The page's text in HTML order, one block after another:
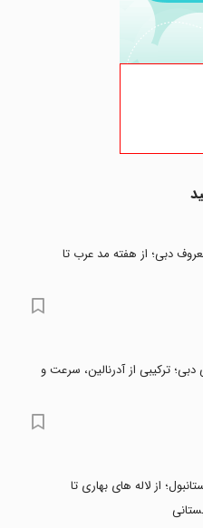
دبی؛ از هفته مد عرب تا
ترکیبی از آدرنالین، سرعت و
از لاله های بهاری تا